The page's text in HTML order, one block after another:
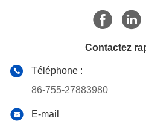
Contactez
Téléphone :
86-755-27883980
E-mail